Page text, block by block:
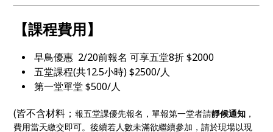
【課程費用】
早鳥優惠 2/20前報名 可享五堂8折 $2000
五堂課程(共12.5小時) $2500/人
第一堂單堂 $500/人
(皆不含材料；報五堂課優先報名，單報第一堂者請靜候通知 ，
費用當天繳交即可。後續若人數未滿欲繼續參加，請於現場以現